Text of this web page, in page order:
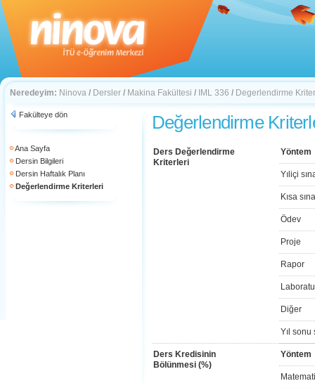
Neredeyim: Ninova / Dersler / Makina Fakültesi / IML 336 / Degerlendirme
Fakülteye dön
Ana Sayfa
Dersin Bilgileri
Dersin Haftalık Planı
Değerlendirme Kriterleri
Değerlendirme
Ders Değerlendirme
Kriterleri
Yöntem
Yıliçi
Kısa
Ödev
Proje
Rapor
Diğer
Yıl sonu
Ders Kredisinin
Bölünmesi (%)
Yöntem